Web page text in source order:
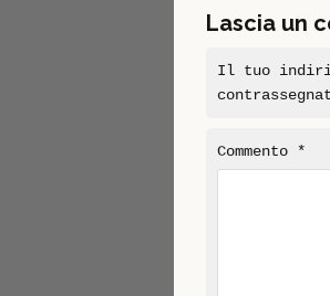
Lascia un
Il tuo
Commento *